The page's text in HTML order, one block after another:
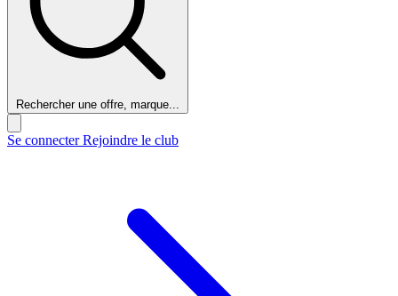
Rechercher une offre, marque...
Se connecterRejoindre le club